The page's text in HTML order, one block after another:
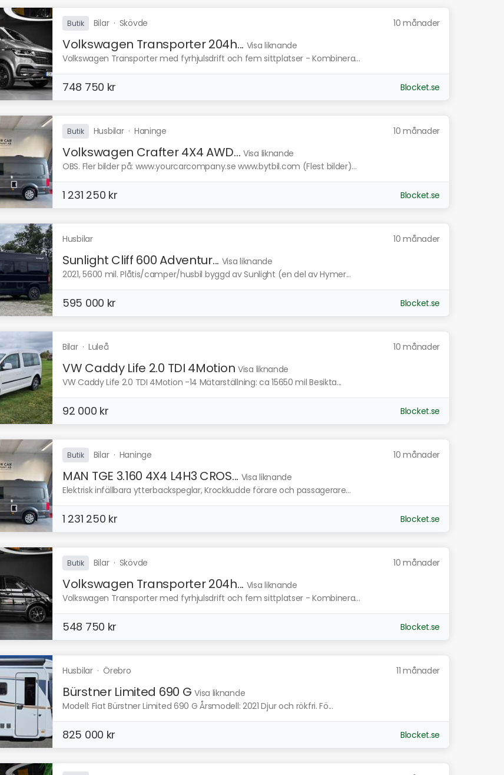
Butik Bilar· Skövde 10 månader
Volkswagen Transporter 204h... Visa liknande
Volkswagen Transporter med fyrhjulsdrift och fem sittplatser - Kombinera...
748 750 kr Blocket.se
Butik Husbilar· Haninge 10 månader
Volkswagen Crafter 4X4 AWD... Visa liknande
OBS. Fler bilder på: www.yourcarcompany.se www.bytbil.com (Flest bilder)...
1 231 250 kr Blocket.se
Husbilar 10 månader
Sunlight Cliff 600 Adventur... Visa liknande
2021, 5600 mil. Plåtis/camper/husbil byggd av Sunlight (en del av Hymer...
595 000 kr Blocket.se
Bilar· Luleå 10 månader
VW Caddy Life 2.0 TDI 4Motion Visa liknande
VW Caddy Life 2.0 TDI 4Motion -14 Mätarställning: ca 15650 mil Besikta...
92 000 kr Blocket.se
Butik Bilar· Haninge 10 månader
MAN TGE 3.160 4X4 L4H3 CROS... Visa liknande
Elektrisk infällbara ytterbackspeglar, Krockkudde förare och passagerare...
1 231 250 kr Blocket.se
Butik Bilar· Skövde 10 månader
Volkswagen Transporter 204h... Visa liknande
Volkswagen Transporter med fyrhjulsdrift och fem sittplatser - Kombinera...
548 750 kr Blocket.se
Husbilar·Örebro 11 månader
Bürstner Limited 690 G Visa liknande
Modell: Fiat Bürstner Limited 690 G Årsmodell: 2021 Djur och rökfri. Fö...
825 000 kr Blocket.se